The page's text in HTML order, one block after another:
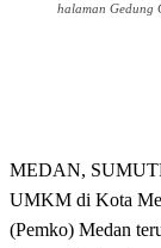
halaman Gedung
MEDAN,
UMKM di Kota
(Pemko) Medan